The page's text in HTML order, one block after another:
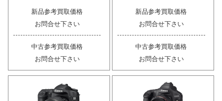
新品参考買取価格
お問合せ下さい
中古参考買取価格
お問合せ下さい
新品参考買取価格
お問合せ下さい
中古参考買取価格
お問合せ下さい